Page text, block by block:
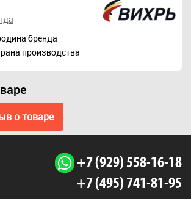
бренда
производства
о товаре
+7 (929) 558-16-18
+7 (495) 741-81-95